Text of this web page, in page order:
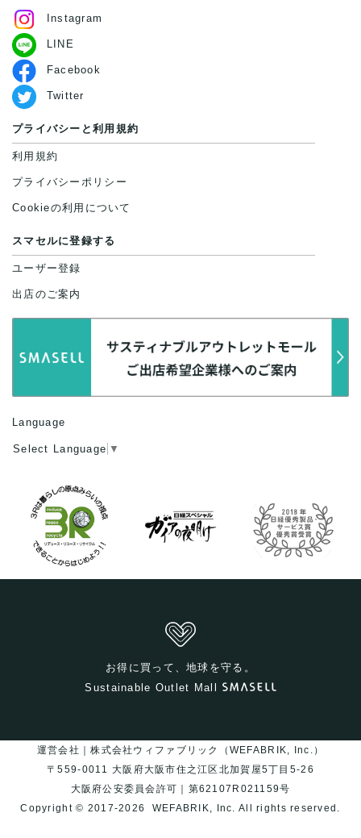
Instagram
LINE
Facebook
Twitter
プライバシーと利用規約
利用規約
プライバシーポリシー
Cookieの利用について
スマセルに登録する
ユーザー登録
出店のご案内
Language
Select Language ▼
お得に買って、地球を守る。
Sustainable Outlet Mall
運営会社｜株式会社ウィファブリック（WEFABRIK, Inc.）
〒559-0011 大阪府大阪市住之江区北加賀屋5丁目5-26
大阪府公安委員会許可｜第62107R021159号
Copyright © 2017-2026
WEFABRIK, Inc.All rights reserved.